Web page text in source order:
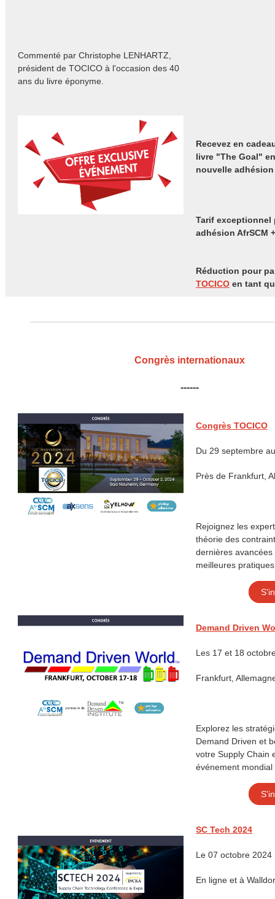
Commenté par Christophe LENHARTZ,
président de TOCICO à l'occasion des 40
ans du livre éponyme.
Recevez en
livre "The Goal"
nouvelle adhésion
Tarif exceptionnel
adhésion AfrSCM
Réduction pour
TOCICOen tant
Congrès internationaux
------
Congrès TOCICO
Du 29 septembre
Près de Frankfurt,
Rejoignez les
théorie des
dernières
meilleures
Demand Driven
Les 17 et 18
Frankfurt,
Explorez les
Demand Driven et
votre Supply Chain
événement
SC Tech 2024
Le 07 octobre 2024
En ligne et à